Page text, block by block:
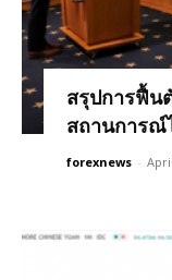
สรุปการฟื้น
สถานการณ์
forexnews -